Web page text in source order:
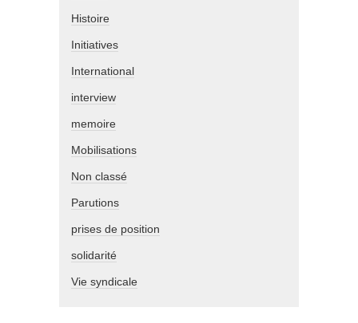
Histoire
Initiatives
International
interview
memoire
Mobilisations
Non classé
Parutions
prises de position
solidarité
Vie syndicale